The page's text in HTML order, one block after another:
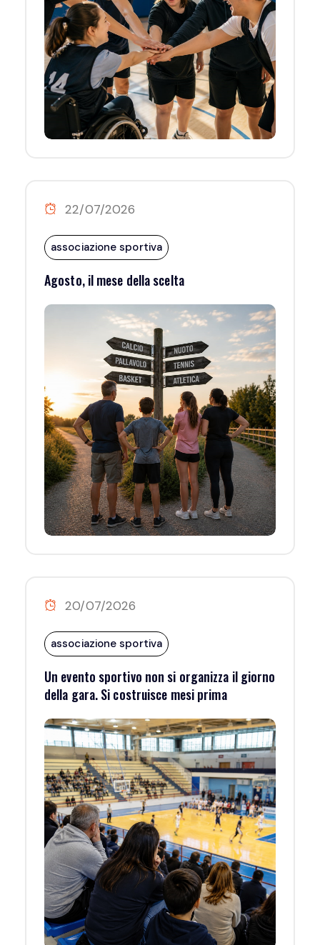
22/07/2026
associazione sportiva
Agosto, il mese della scelta
20/07/2026
associazione sportiva
Un evento sportivo non si organizza il giorno
della gara. Si costruisce mesi prima